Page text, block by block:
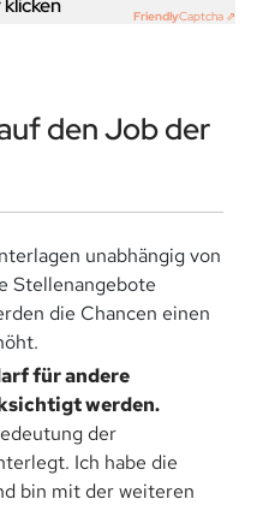
klicken
FriendlyCaptcha ⇗
den Job der
unabhängig von
Stellenangebote
die Chancen einen
für andere
werden.
der
Ich habe die
bin mit der weiteren